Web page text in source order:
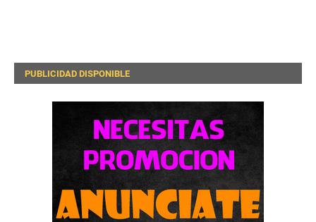
PUBLICIDAD DISPONIBLE